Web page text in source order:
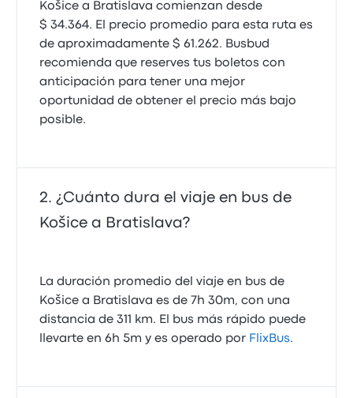
Košice a Bratislava comienzan desde
$ 34.364. El precio promedio para esta ruta es
de aproximadamente $ 61.262. Busbud
recomienda que reserves tus boletos con
anticipación para tener una mejor
oportunidad de obtener el precio más bajo
posible.
¿Cuánto dura el viaje en bus de
Košice a Bratislava?
La duración promedio del viaje en bus de
Košice a Bratislava es de 7h 30m, con una
distancia de 311 km. El bus más rápido puede
llevarte en 6h 5m y es operado por FlixBus.